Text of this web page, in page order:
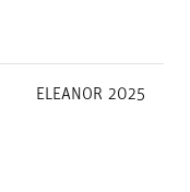
ELEANOR 2025